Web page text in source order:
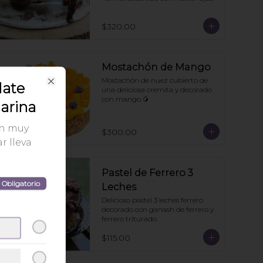
$320.00
Mostachón de Mango
Mostachón de nuez cubierto de
una deliciosa cremita y decorado
con mango.🥭
$300.00
Pastel de Ferrero 3
Leches
Delicioso pastel 3 leches ferrero
decorado con ganash de ferrero y
ferrero triturado.
$115.00
muy
lleva
Obligatorio
Close